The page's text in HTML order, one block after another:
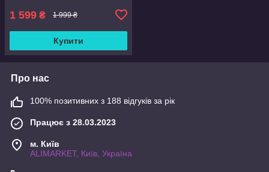
1 599 ₴ 1 999 ₴
Купити
Про нас
100% позитивних з 188 відгуків за рік
Працює з 28.03.2023
м. Київ
ALIMARKET, Київ, Україна